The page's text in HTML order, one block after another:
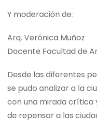
Y moderación de:
Arq. Verónica Muñoz
Docente Facultad de
Desde las diferentes
se pudo analizar a la
con una mirada
de repensar a las